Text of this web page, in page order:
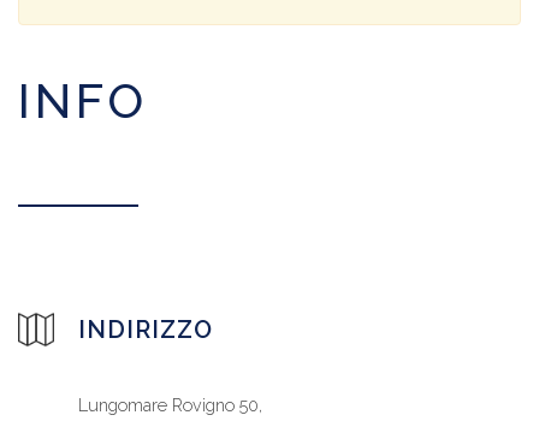
INFO
INDIRIZZO
Lungomare Rovigno 50,